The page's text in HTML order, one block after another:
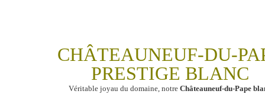
CHÂTEAUNEUF-DU-
PRESTIGE BLANC
Véritable joyau du domaine, notre Châteauneuf-du-Pape